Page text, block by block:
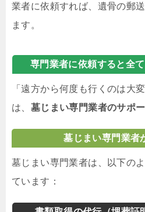
業者に依頼すれば、遺骨の郵
ます。
専門業者に依頼すると全
「遠方から何度も行くのは大
は、 墓じまい専門業者のサポ
墓じまい専門業者
墓じまい専門業者は、以下の
ています：